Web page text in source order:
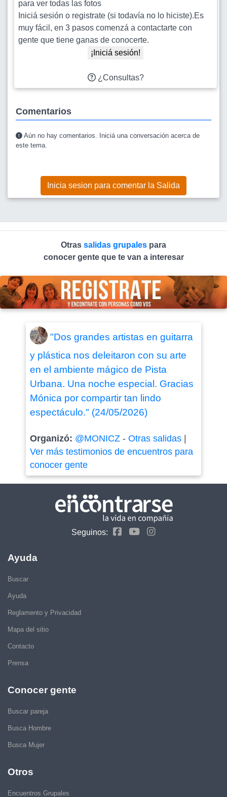
para ver todas las fotos
Iniciá sesión o registrate (si todavía no lo hiciste).Es
muy fácil, en 3 pasos comenzá a contactarte con
gente que tiene ganas de conocerte.
¡Iniciá sesión!
¿Consultas?
Comentarios
Aún no hay comentarios. Iniciá una conversación acerca de
este tema.
Inicia sesion para comentar la Salida
Otras salidas grupales para
conocer gente que te van a interesar
"Dos grandes artistas en guitarra
y plástica nos deleitaron con su arte
en el ambiente mágico de Pista
Urbana. Una noche especial. Gracias
Mónica por compartir tan lindo
espectáculo." (24/05/2026)
Organizó: @MONICZ- Otras salidas|
Ver más testimonios de encuentros para
conocer gente
Seguinos:
Ayuda
Buscar
Ayuda
Reglamento y Privacidad
Mapa del sitio
Contacto
Prensa
Conocer gente
Buscar pareja
Busca Hombre
Busca Mujer
Otros
Encuentros Grupales